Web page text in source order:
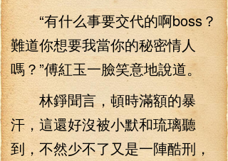
“有什么事要交代的啊boss？
難道你想要我當你的秘密情人
嗎？”傅紅玉一臉笑意地說道。
林錚聞言，頓時滿額的暴
汗，這還好沒被小默和琉璃聽
到，不然少不了又是一陣酷刑，